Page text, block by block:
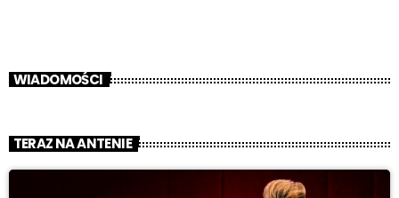
WIADOMOŚCI
TERAZ NA ANTENIE